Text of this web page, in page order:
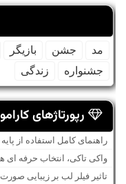
مد جشن بازیگر
جشنواره
زندگی
رپورتاژهای
راهنمای کامل استفاده از
واکی تاکی، انتخاب حرفه ای
تاثیر فیلر لب بر زیبایی صورت